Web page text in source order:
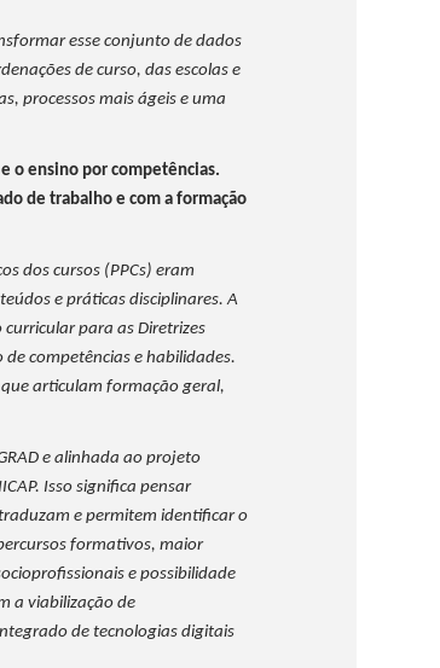
esse conjunto de dados
de curso, das escolas e
processos mais ágeis e uma
o ensino por competências.
de trabalho e com a formação
dos cursos (PPCs) eram
e práticas disciplinares. A
para as Diretrizes
competências e habilidades.
articulam formação geral,
e alinhada ao projeto
Isso significa pensar
e permitem identificar o
formativos, maior
e possibilidade
a viabilização de
de tecnologias digitais